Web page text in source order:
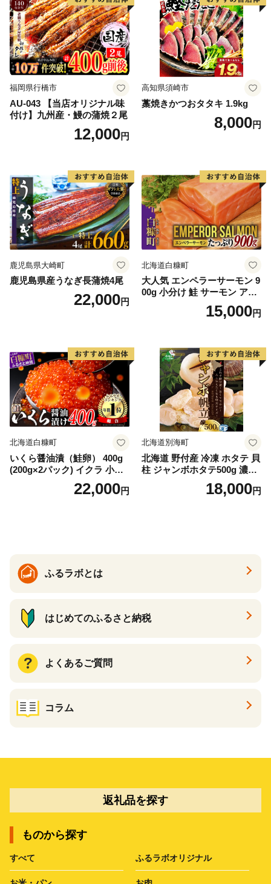
福岡県行橋市
AU-043 【当店オリジナル味
付け】九州産・鰻の蒲焼２尾
12,000円
高知県須崎市
藁焼きかつおタタキ 1.9kg
8,000円
鹿児島県大崎町
鹿児島県産うなぎ長蒲焼4尾
22,000円
北海道白糠町
大人気 エンペラーサーモン 9
00g 小分け 鮭 サーモン アト
ランティックサーモン 水産
庁長官賞 受賞 さけ シャケ し
満足 美味しい 贈答 生食用 刺
身 お刺身 刺し身 魚介類 海鮮
冷凍 厚切り 薄切り ふるさと
納税 ふるさとチョイス チョ
イス 北海道 白糠町
15,000円
北海道白糠町
いくら醤油漬（鮭卵） 400g
(200g×2パック) イクラ 小分
け いくら醤油漬 鮭いくら い
くら醤油漬け 鮭 鮭卵 ikura
22,000円
北海道別海町
北海道 野付産 冷凍 ホタテ 貝
柱 ジャンボホタテ500g 濃厚
な旨味と甘み （ほたて ホタ
テ 帆立 貝柱 ホタテ貝柱 大玉
18,000円
ふるラボとは
はじめてのふるさと納税
よくあるご質問
コラム
返礼品を探す
ものから探す
すべて ふるラボオリジナル